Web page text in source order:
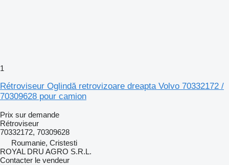
1
Rétroviseur Oglindă retrovizoare dreapta Volvo 70332172 /
70309628 pour camion
Prix sur demande
Rétroviseur
70332172, 70309628
Roumanie, Cristesti
ROYAL DRU AGRO S.R.L.
Contacter le vendeur